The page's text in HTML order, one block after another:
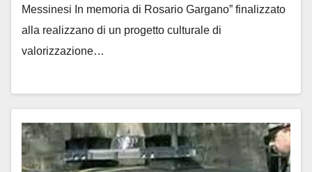
Messinesi In memoria di Rosario Gargano” finalizzato
alla realizzano di un progetto culturale di
valorizzazione…